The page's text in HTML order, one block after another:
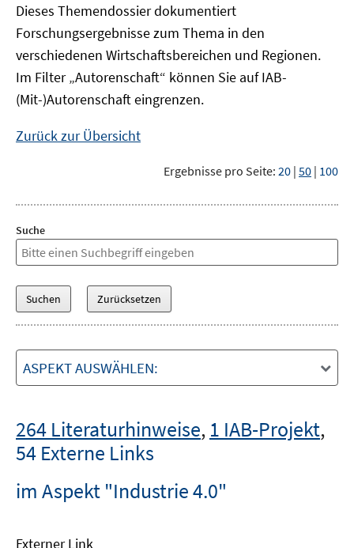
Dieses Themendossier dokumentiert
Forschungsergebnisse zum Thema in den
verschiedenen Wirtschaftsbereichen und Regionen.
Im Filter „Autorenschaft“ können Sie auf IAB-
(Mit-)Autorenschaft eingrenzen.
Zurück zur Übersicht
Ergebnisse pro Seite: 20 | 50 | 100
Suche
ASPEKT AUSWÄHLEN:
264 Literaturhinweise, 1 IAB-Projekt,
54 Externe Links
im Aspekt "Industrie 4.0"
Externer Link